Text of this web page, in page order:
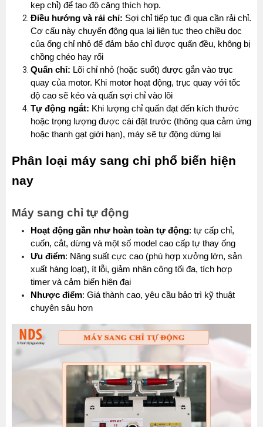
kẹp chỉ) để tạo độ căng thích hợp.
Điều hướng và rải chỉ: Sợi chỉ tiếp tục đi qua cần rải chỉ.
Cơ cấu này chuyển động qua lại liên tục theo chiều dọc
của ống chỉ nhỏ để đảm bảo chỉ được quấn đều, không bị
chồng chéo hay rối
Quấn chỉ: Lõi chỉ nhỏ (hoặc suốt) được gắn vào trục
quay của motor. Khi motor hoạt động, trục quay với tốc
độ cao sẽ kéo và quấn sợi chỉ vào lõi
Tự động ngắt: Khi lượng chỉ quấn đạt đến kích thước
hoặc trọng lượng được cài đặt trước (thông qua cảm ứng
hoặc thanh gạt giới hạn), máy sẽ tự động dừng lại
Phân loại máy sang chỉ phổ biến hiện
nay
Máy sang chỉ tự động
Hoạt động gần như hoàn toàn tự động: tự cấp chỉ,
cuốn, cắt, dừng và một số model cao cấp tự thay ống
Ưu điểm: Năng suất cực cao (phù hợp xưởng lớn, sản
xuất hàng loạt), ít lỗi, giảm nhân công tối đa, tích hợp
timer và cảm biến hiện đại
Nhược điểm: Giá thành cao, yêu cầu bảo trì kỹ thuật
chuyên sâu hơn